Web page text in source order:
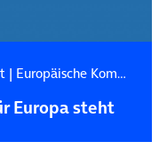
| Europäische Kommission
Europa steht